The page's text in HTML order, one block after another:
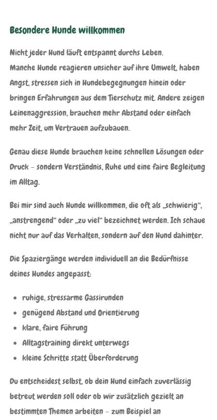
Besondere Hunde willkommen
Nicht jeder Hund läuft entspannt durchs Leben.
Manche Hunde reagieren unsicher auf ihre Umwelt, haben
Angst, stressen sich in Hundebegegnungen hinein oder
bringen Erfahrungen aus dem Tierschutz mit. Andere zeigen
Leinenaggression, brauchen mehr Abstand oder einfach
mehr Zeit, um Vertrauen aufzubauen.
Genau diese Hunde brauchen keine schnellen Lösungen oder
Druck – sondern Verständnis, Ruhe und eine faire Begleitung
im Alltag.
Bei mir sind auch Hunde willkommen, die oft als „schwierig“,
„anstrengend“ oder „zu viel“ bezeichnet werden. Ich schaue
nicht nur auf das Verhalten, sondern auf den Hund dahinter.
Die Spaziergänge werden individuell an die Bedürfnisse
deines Hundes angepasst:
ruhige, stressarme Gassirunden
genügend Abstand und Orientierung
klare, faire Führung
Alltagstraining direkt unterwegs
kleine Schritte statt Überforderung
Du entscheidest selbst, ob dein Hund einfach zuverlässig
betreut werden soll oder ob wir zusätzlich gezielt an
bestimmten Themen arbeiten – zum Beispiel an